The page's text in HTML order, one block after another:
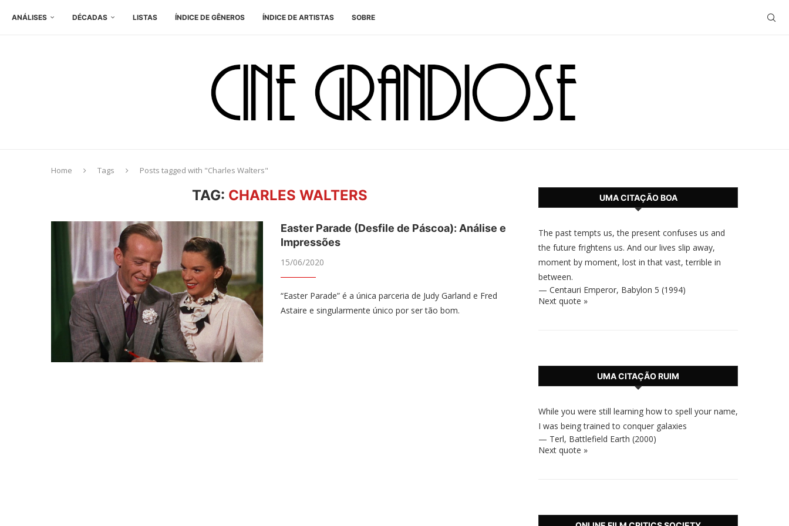
ANÁLISES DÉCADAS LISTAS ÍNDICE DE GÊNEROS ÍNDICE DE ARTISTAS SOBRE
Home Tags Posts tagged with "Charles Walters"
TAG: CHARLES WALTERS
Easter Parade (Desfile de Páscoa): Análise e
Impressões
15/06/2020
“Easter Parade” é a única parceria de Judy Garland e Fred
Astaire e singularmente único por ser tão bom.
UMA CITAÇÃO BOA
The past tempts us, the present confuses us and
the future frightens us. And our lives slip away,
moment by moment, lost in that vast, terrible in
between.
— Centauri Emperor, Babylon 5 (1994)
Next quote »
UMA CITAÇÃO RUIM
While you were still learning how to spell your name,
I was being trained to conquer galaxies
— Terl, Battlefield Earth (2000)
Next quote »